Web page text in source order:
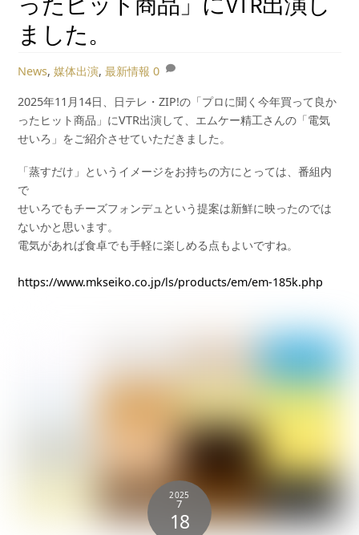
ました。
News,媒体出演,最新情報 0
2025年11月14日、日テレ・ZIP!の「プロに聞く今年買って良か
ったヒット商品」にVTR出演して、エムケー精工さんの「電気
せいろ」をご紹介させていただきました。
「蒸すだけ」というイメージをお持ちの方にとっては、番組内
で
せいろでもチーズフォンデュという提案は新鮮に映ったのでは
ないかと思います。
電気があれば食卓でも手軽に楽しめる点もよいですね。
https://www.mkseiko.co.jp/ls/products/em/em-185k.php
2025
7
18